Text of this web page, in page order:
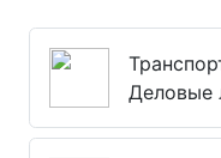
Деловые